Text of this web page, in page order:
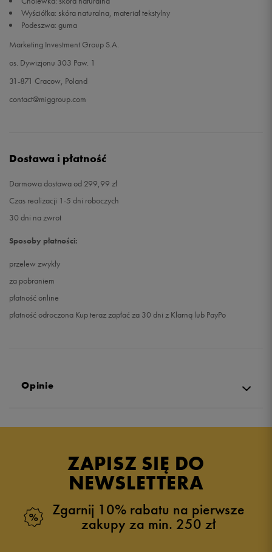
Wyściółka: skóra naturalna, materiał tekstylny
Podeszwa: guma
Marketing Investment Group S.A.
os. Dywizjonu 303 Paw. 1
31-871 Cracow, Poland
contact@miggroup.com
Dostawa i płatność
Darmowa dostawa od 299,99 zł
Czas realizacji 1-5 dni roboczych
30 dni na zwrot
Sposoby płatności:
przelew zwykły
za pobraniem
płatność online
płatność odroczona Kup teraz zapłać za 30 dni z Klarną lub PayPo
Opinie
ZAPISZ SIĘ DO
NEWSLETTERA
Zgarnij 10% rabatu na pierwsze
zakupy za min. 250 zł